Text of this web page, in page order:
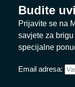
Budite
Prijavite se na
savjete za
specijalne
Email adresa: